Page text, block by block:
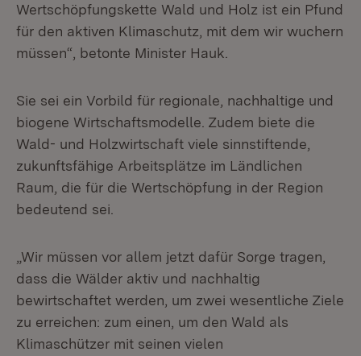
Wertschöpfungskette Wald und Holz ist ein Pfund
für den aktiven Klimaschutz, mit dem wir wuchern
müssen“, betonte Minister Hauk.
Sie sei ein Vorbild für regionale, nachhaltige und
biogene Wirtschaftsmodelle. Zudem biete die
Wald- und Holzwirtschaft viele sinnstiftende,
zukunftsfähige Arbeitsplätze im Ländlichen
Raum, die für die Wertschöpfung in der Region
bedeutend sei.
„Wir müssen vor allem jetzt dafür Sorge tragen,
dass die Wälder aktiv und nachhaltig
bewirtschaftet werden, um zwei wesentliche Ziele
zu erreichen: zum einen, um den Wald als
Klimaschützer mit seinen vielen